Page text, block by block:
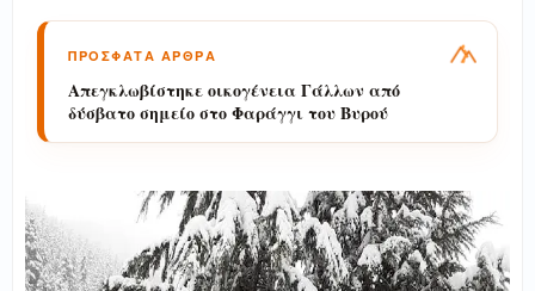
ΠΡΟΣΦΑΤΑ ΑΡΘΡΑ
Διάσωση πεζοπόρου τουρίστα στην περιοχή
των Κολυμπίων